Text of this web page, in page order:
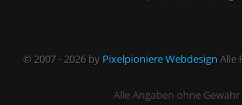
© 2007 - 2026 by Pixelpioniere Webdesign Alle
Alle Angaben ohne Gewähr